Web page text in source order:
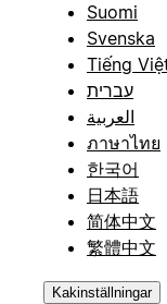
Suomi
Svenska
Tiếng
עברית
العربية
ภาษาไทย
한국어
日本語
简体中文
繁體中文
Kakinställningar